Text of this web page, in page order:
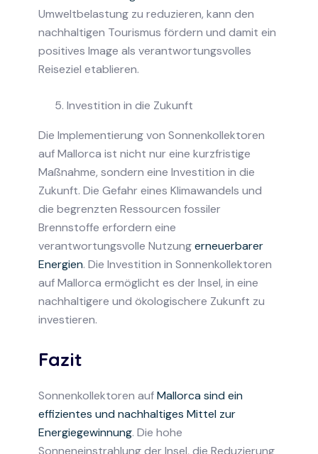
Umweltbelastung zu reduzieren, kann den
nachhaltigen Tourismus fördern und damit ein
positives Image als verantwortungsvolles
Reiseziel etablieren.
Investition in die Zukunft
Die Implementierung von Sonnenkollektoren
auf Mallorca ist nicht nur eine kurzfristige
Maßnahme, sondern eine Investition in die
Zukunft. Die Gefahr eines Klimawandels und
die begrenzten Ressourcen fossiler
Brennstoffe erfordern eine
verantwortungsvolle Nutzungerneuerbarer
Energien. Die Investition in Sonnenkollektoren
auf Mallorca ermöglicht es der Insel, in eine
nachhaltigere und ökologischere Zukunft zu
investieren.
Fazit
Sonnenkollektoren aufMallorca sind ein
effizientes und nachhaltiges Mittel zur
Energiegewinnung. Die hohe